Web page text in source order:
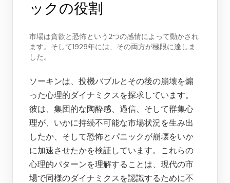
ックの役割
市場は貪欲と恐怖という2つの感情によって動かされ
ます。そして1929年には、その両方が極限に達しま
した。
ソーキンは、投機バブルとその後の崩壊を煽
った心理的ダイナミクスを探求しています。
彼は、集団的な陶酔感、過信、そして群集心
理が、いかに持続不可能な市場状況を生み出
したか、そして恐怖とパニックが崩壊をいか
に加速させたかを検証しています。これらの
心理的パターンを理解することは、現代の市
場で同様のダイナミクスを認識するために不